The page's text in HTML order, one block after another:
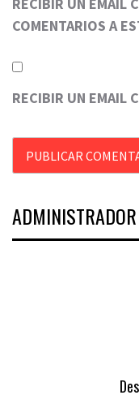
COMENTARIOS A
RECIBIR UN EMAIL
ADMINISTRADOR